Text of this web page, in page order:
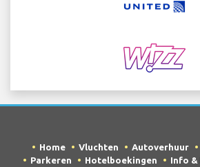
Home Vluchten Autoverhuur
Parkeren
Hotelboekingen Info &